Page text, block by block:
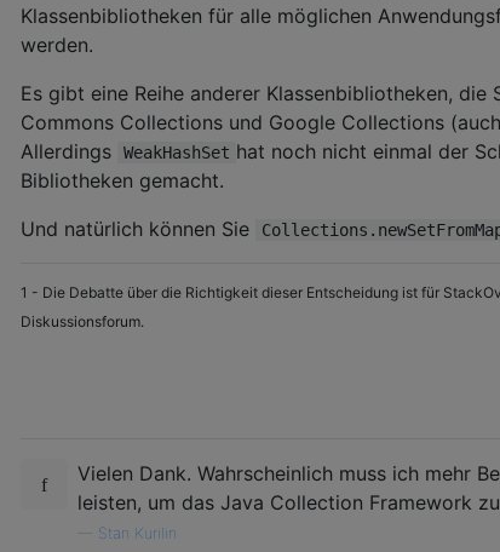
Klassenbibliotheken für alle möglichen
werden.
Es gibt eine Reihe anderer Klassenbibliotheken,
Commons Collections und Google Collections
Allerdings
WeakHashSet hat noch nicht einmal der
Bibliotheken gemacht.
Und natürlich können Sie
1 - Die Debatte über die Richtigkeit dieser Entscheidung ist für
Diskussionsforum.
Vielen Dank. Wahrscheinlich muss ich mehr
leisten, um das Java Collection Framework
Stan Kurilin